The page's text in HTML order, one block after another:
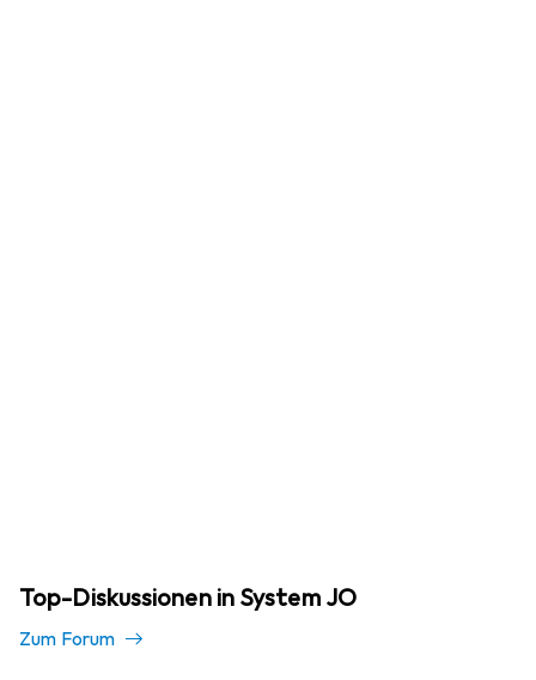
Top-Diskussionen in System JO
Zum Forum